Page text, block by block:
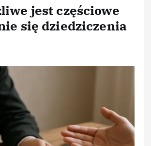
jest częściowe
się dziedziczenia